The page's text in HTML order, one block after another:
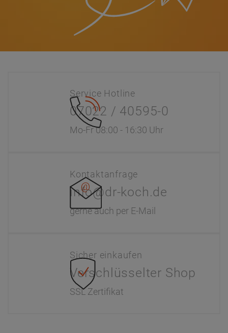
Service Hotline
07022 / 40595-0
Mo-Fr 08:00 - 16:30 Uhr
Kontaktanfrage
info@dr-koch.de
gerne auch per E-Mail
Sicher einkaufen
Verschlüsselter Shop
SSL Zertifikat